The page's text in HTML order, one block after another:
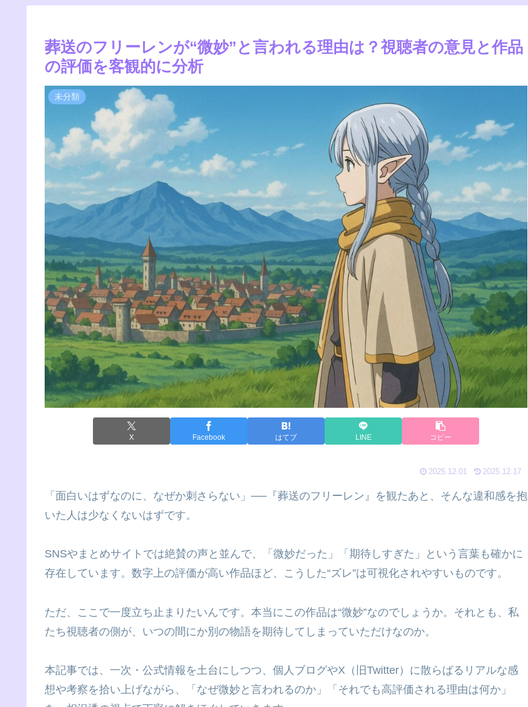
葬送のフリーレンが“微妙”と言われる理由は？視聴者の意見と作品
の評価を客観的に分析
未分類
X Facebook はてブ LINE コピー
2025.12.01 2025.12.17
「面白いはずなのに、なぜか刺さらない」──『葬送のフリーレン』を観たあと、そんな違和感を抱
いた人は少なくないはずです。
SNSやまとめサイトでは絶賛の声と並んで、「微妙だった」「期待しすぎた」という言葉も確かに
存在しています。数字上の評価が高い作品ほど、こうした“ズレ”は可視化されやすいものです。
ただ、ここで一度立ち止まりたいんです。本当にこの作品は“微妙”なのでしょうか。それとも、私
たち視聴者の側が、いつの間にか別の物語を期待してしまっていただけなのか。
本記事では、一次・公式情報を土台にしつつ、個人ブログやX（旧Twitter）に散らばるリアルな感
想や考察を拾い上げながら、「なぜ微妙と言われるのか」「それでも高評価される理由は何か」